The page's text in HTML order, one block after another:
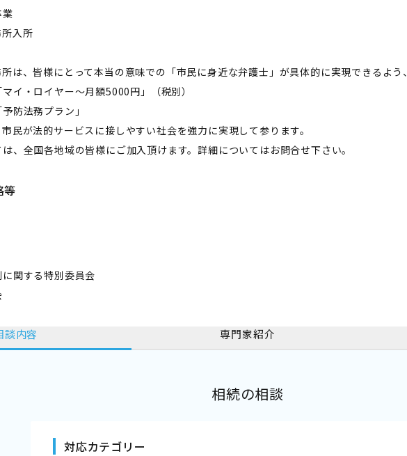
入所
は、皆様にとって本当の意味での「市民に身近な弁護士」が具体的に実現できるよう、
イ・ロイヤー～月額5000円」（税別）
防法務プラン」
民が法的サービスに接しやすい社会を強力に実現して参ります。
、全国各地域の皆様にご加入頂けます。詳細についてはお問合せ下さい。
等
関する特別委員会
談内容 専門家紹介
相続の相談
対応カテゴリー